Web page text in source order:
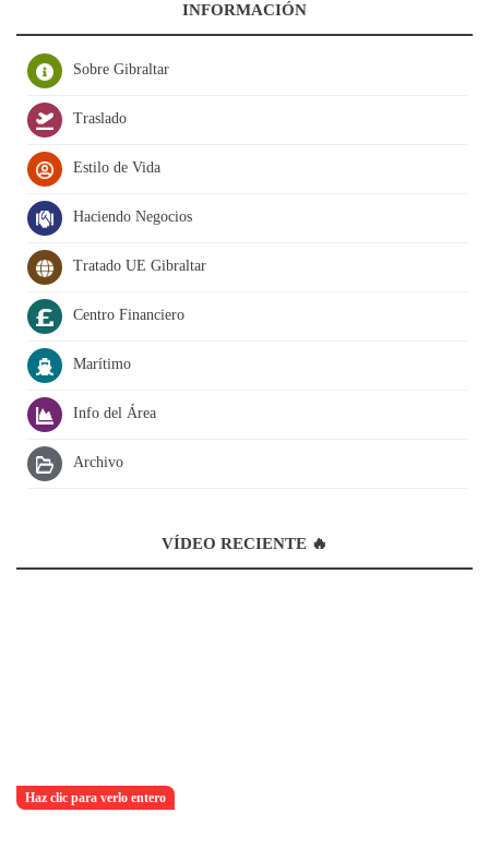
INFORMACIÓN
Sobre Gibraltar
Traslado
Estilo de Vida
Haciendo Negocios
Tratado UE Gibraltar
Centro Financiero
Marítimo
Info del Área
Archivo
VÍDEO RECIENTE 🔥
Haz clic para verlo entero